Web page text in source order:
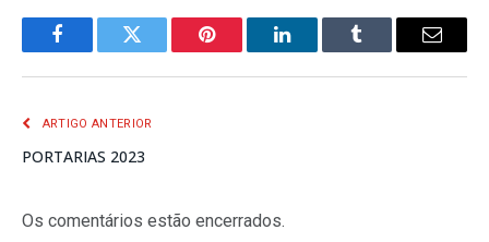
FacebookTwitter Pinterest LinkedInTumblr
E-
ARTIGO ANTERIOR
PORTARIAS 2023
Os comentários estão encerrados.